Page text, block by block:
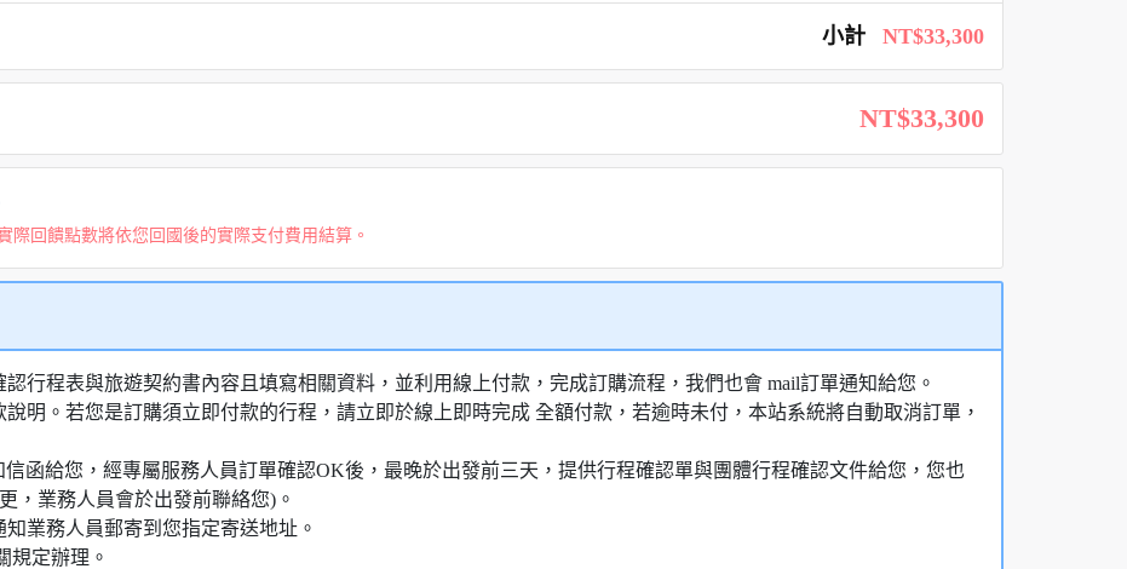
小計 NT$33,300
NT$33,300
回饋點數將依您回國後的實際支付費用結算。
行程表與旅遊契約書內容且填寫相關資料，並利用線上付款，完成訂購流程，我們也會 mail訂單通知給您。
明。若您是訂購須立即付款的行程，請立即於線上即時完成 全額付款，若逾時未付，本站系統將自動取消訂單，
函給您，經專屬服務人員訂單確認OK後，最晚於出發前三天，提供行程確認單與團體行程確認文件給您，您也
，業務人員會於出發前聯絡您)。
業務人員郵寄到您指定寄送地址。
規定辦理。